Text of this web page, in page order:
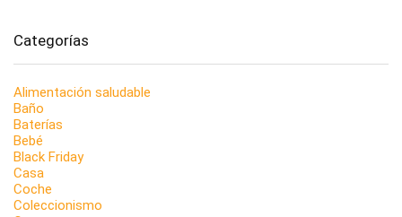
Categorías
Alimentación saludable
Baño
Baterías
Bebé
Black Friday
Casa
Coche
Coleccionismo